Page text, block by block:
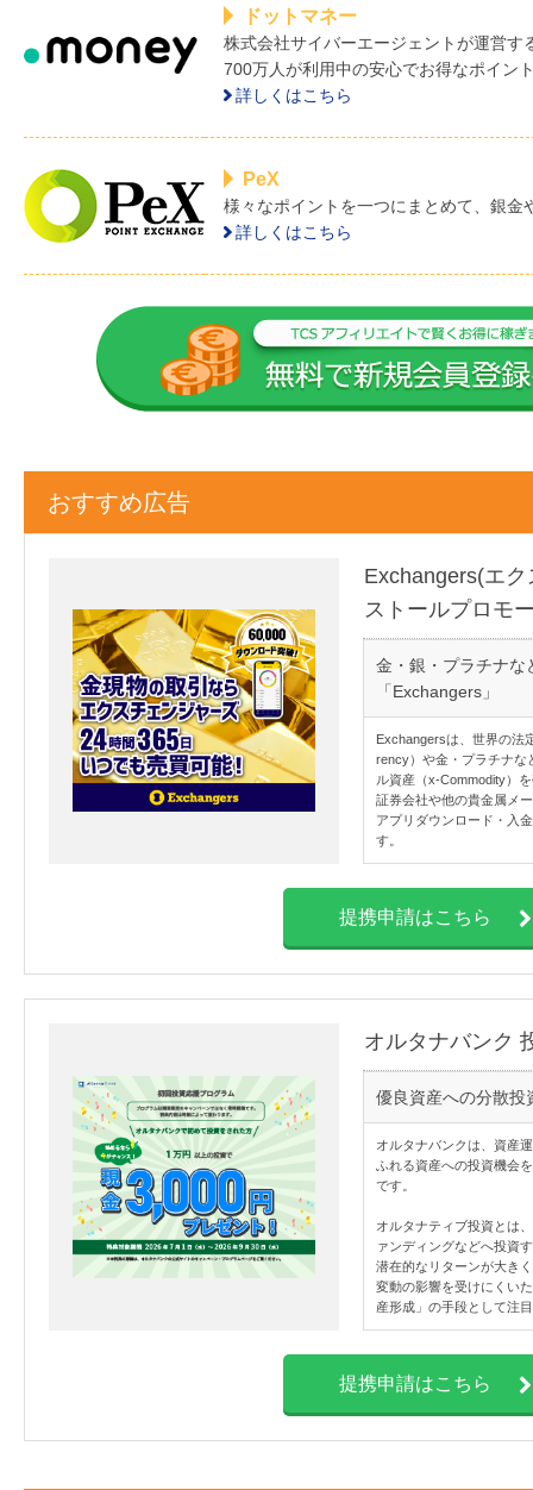
ドットマネー
株式会社サイバーエージェントが運営す
700万人が利用中の安心でお得なポイン
詳しくはこちら
PeX
様々なポイントを一つにまとめて、銀
詳しくはこちら
おすすめ広告
Exchangers(エ
ストールプロモ
金・銀・プラチナな
「Exchangers」
Exchangersは、世界の法
rency）や金・プラチナな
ル資産（x-Commodity）
証券会社や他の貴金属メ
アプリダウンロード・入
す。
提携申請はこちら
オルタナバンク
優良資産への分散投
オルタナバンクは、資産
ふれる資産への投資機会
です。
オルタナティブ投資とは
ァンディングなどへ投資
潜在的なリターンが大き
変動の影響を受けにくい
産形成」の手段として注
提携申請はこちら